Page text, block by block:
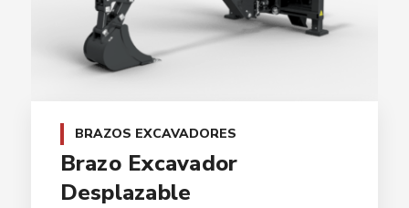
BRAZOS EXCAVADORES
Brazo Excavador
Desplazable